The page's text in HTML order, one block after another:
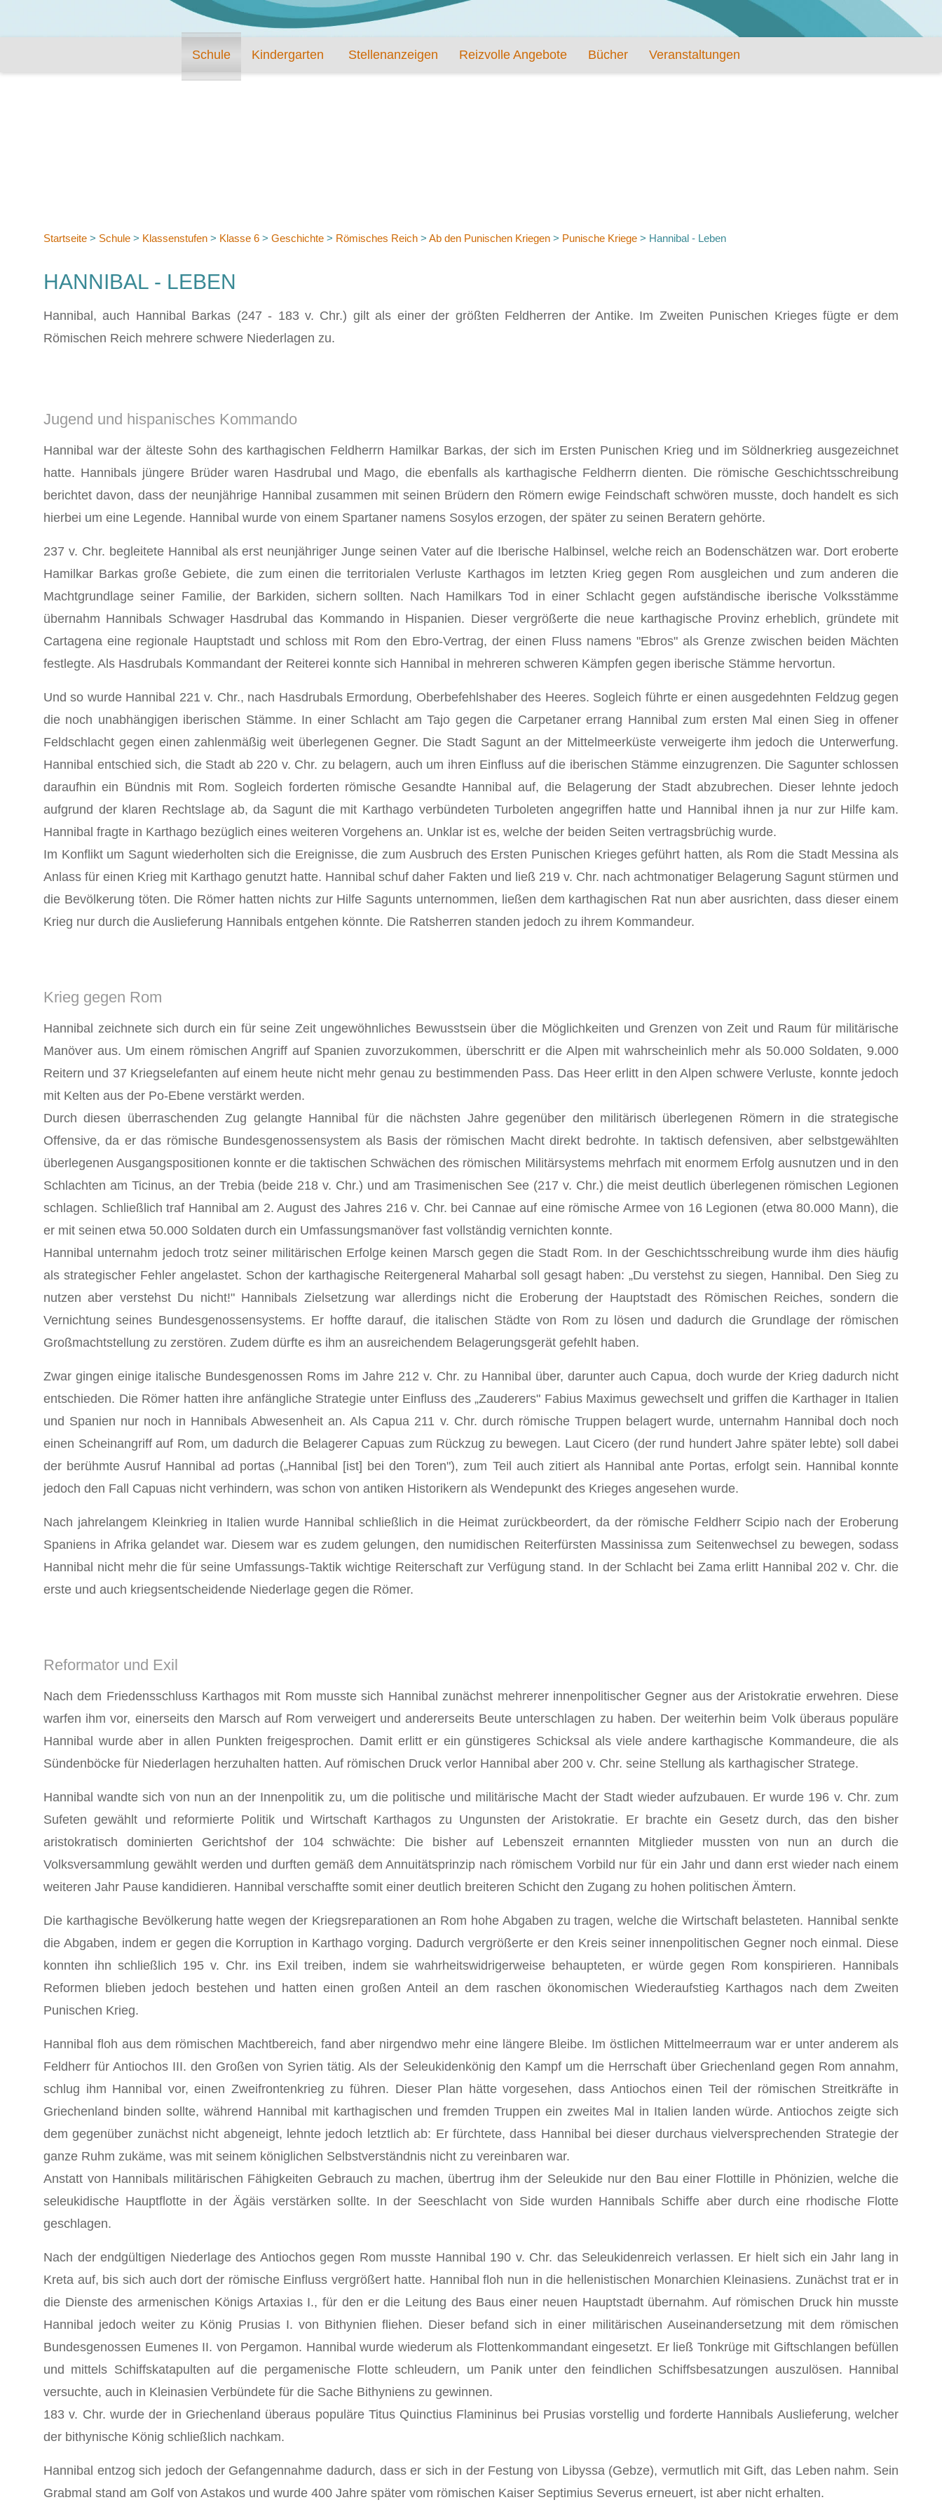
Schule Kindergarten Stellenanzeigen Reizvolle Angebote Bücher Veranstaltungen
Startseite > Schule > Klassenstufen > Klasse 6 > Geschichte > Römisches Reich > Ab den Punischen Kriegen > Punische Kriege > Hannibal - Leben
HANNIBAL - LEBEN
Hannibal, auch Hannibal Barkas (247 - 183 v. Chr.) gilt als einer der größten Feldherren der Antike. Im Zweiten Punischen Krieges fügte er dem
Römischen Reich mehrere schwere Niederlagen zu.
Jugend und hispanisches Kommando
Hannibal war der älteste Sohn des karthagischen Feldherrn Hamilkar Barkas, der sich im Ersten Punischen Krieg und im Söldnerkrieg ausgezeichnet
hatte. Hannibals jüngere Brüder waren Hasdrubal und Mago, die ebenfalls als karthagische Feldherrn dienten. Die römische Geschichtsschreibung
berichtet davon, dass der neunjährige Hannibal zusammen mit seinen Brüdern den Römern ewige Feindschaft schwören musste, doch handelt es sich
hierbei um eine Legende. Hannibal wurde von einem Spartaner namens Sosylos erzogen, der später zu seinen Beratern gehörte.
237 v. Chr. begleitete Hannibal als erst neunjähriger Junge seinen Vater auf die Iberische Halbinsel, welche reich an Bodenschätzen war. Dort eroberte
Hamilkar Barkas große Gebiete, die zum einen die territorialen Verluste Karthagos im letzten Krieg gegen Rom ausgleichen und zum anderen die
Machtgrundlage seiner Familie, der Barkiden, sichern sollten. Nach Hamilkars Tod in einer Schlacht gegen aufständische iberische Volksstämme
übernahm Hannibals Schwager Hasdrubal das Kommando in Hispanien. Dieser vergrößerte die neue karthagische Provinz erheblich, gründete mit
Cartagena eine regionale Hauptstadt und schloss mit Rom den Ebro-Vertrag, der einen Fluss namens "Ebros" als Grenze zwischen beiden Mächten
festlegte. Als Hasdrubals Kommandant der Reiterei konnte sich Hannibal in mehreren schweren Kämpfen gegen iberische Stämme hervortun.
Und so wurde Hannibal 221 v. Chr., nach Hasdrubals Ermordung, Oberbefehlshaber des Heeres. Sogleich führte er einen ausgedehnten Feldzug gegen
die noch unabhängigen iberischen Stämme. In einer Schlacht am Tajo gegen die Carpetaner errang Hannibal zum ersten Mal einen Sieg in offener
Feldschlacht gegen einen zahlenmäßig weit überlegenen Gegner. Die Stadt Sagunt an der Mittelmeerküste verweigerte ihm jedoch die Unterwerfung.
Hannibal entschied sich, die Stadt ab 220 v. Chr. zu belagern, auch um ihren Einfluss auf die iberischen Stämme einzugrenzen. Die Sagunter schlossen
daraufhin ein Bündnis mit Rom. Sogleich forderten römische Gesandte Hannibal auf, die Belagerung der Stadt abzubrechen. Dieser lehnte jedoch
aufgrund der klaren Rechtslage ab, da Sagunt die mit Karthago verbündeten Turboleten angegriffen hatte und Hannibal ihnen ja nur zur Hilfe kam.
Hannibal fragte in Karthago bezüglich eines weiteren Vorgehens an. Unklar ist es, welche der beiden Seiten vertragsbrüchig wurde.
Im Konflikt um Sagunt wiederholten sich die Ereignisse, die zum Ausbruch des Ersten Punischen Krieges geführt hatten, als Rom die Stadt Messina als
Anlass für einen Krieg mit Karthago genutzt hatte. Hannibal schuf daher Fakten und ließ 219 v. Chr. nach achtmonatiger Belagerung Sagunt stürmen und
die Bevölkerung töten. Die Römer hatten nichts zur Hilfe Sagunts unternommen, ließen dem karthagischen Rat nun aber ausrichten, dass dieser einem
Krieg nur durch die Auslieferung Hannibals entgehen könnte. Die Ratsherren standen jedoch zu ihrem Kommandeur.
Krieg gegen Rom
Hannibal zeichnete sich durch ein für seine Zeit ungewöhnliches Bewusstsein über die Möglichkeiten und Grenzen von Zeit und Raum für militärische
Manöver aus. Um einem römischen Angriff auf Spanien zuvorzukommen, überschritt er die Alpen mit wahrscheinlich mehr als 50.000 Soldaten, 9.000
Reitern und 37 Kriegselefanten auf einem heute nicht mehr genau zu bestimmenden Pass. Das Heer erlitt in den Alpen schwere Verluste, konnte jedoch
mit Kelten aus der Po-Ebene verstärkt werden.
Durch diesen überraschenden Zug gelangte Hannibal für die nächsten Jahre gegenüber den militärisch überlegenen Römern in die strategische
Offensive, da er das römische Bundesgenossensystem als Basis der römischen Macht direkt bedrohte. In taktisch defensiven, aber selbstgewählten
überlegenen Ausgangspositionen konnte er die taktischen Schwächen des römischen Militärsystems mehrfach mit enormem Erfolg ausnutzen und in den
Schlachten am Ticinus, an der Trebia (beide 218 v. Chr.) und am Trasimenischen See (217 v. Chr.) die meist deutlich überlegenen römischen Legionen
schlagen. Schließlich traf Hannibal am 2. August des Jahres 216 v. Chr. bei Cannae auf eine römische Armee von 16 Legionen (etwa 80.000 Mann), die
er mit seinen etwa 50.000 Soldaten durch ein Umfassungsmanöver fast vollständig vernichten konnte.
Hannibal unternahm jedoch trotz seiner militärischen Erfolge keinen Marsch gegen die Stadt Rom. In der Geschichtsschreibung wurde ihm dies häufig
als strategischer Fehler angelastet. Schon der karthagische Reitergeneral Maharbal soll gesagt haben: „Du verstehst zu siegen, Hannibal. Den Sieg zu
nutzen aber verstehst Du nicht!" Hannibals Zielsetzung war allerdings nicht die Eroberung der Hauptstadt des Römischen Reiches, sondern die
Vernichtung seines Bundesgenossensystems. Er hoffte darauf, die italischen Städte von Rom zu lösen und dadurch die Grundlage der römischen
Großmachtstellung zu zerstören. Zudem dürfte es ihm an ausreichendem Belagerungsgerät gefehlt haben.
Zwar gingen einige italische Bundesgenossen Roms im Jahre 212 v. Chr. zu Hannibal über, darunter auch Capua, doch wurde der Krieg dadurch nicht
entschieden. Die Römer hatten ihre anfängliche Strategie unter Einfluss des „Zauderers" Fabius Maximus gewechselt und griffen die Karthager in Italien
und Spanien nur noch in Hannibals Abwesenheit an. Als Capua 211 v. Chr. durch römische Truppen belagert wurde, unternahm Hannibal doch noch
einen Scheinangriff auf Rom, um dadurch die Belagerer Capuas zum Rückzug zu bewegen. Laut Cicero (der rund hundert Jahre später lebte) soll dabei
der berühmte Ausruf Hannibal ad portas („Hannibal [ist] bei den Toren"), zum Teil auch zitiert als Hannibal ante Portas, erfolgt sein. Hannibal konnte
jedoch den Fall Capuas nicht verhindern, was schon von antiken Historikern als Wendepunkt des Krieges angesehen wurde.
Nach jahrelangem Kleinkrieg in Italien wurde Hannibal schließlich in die Heimat zurückbeordert, da der römische Feldherr Scipio nach der Eroberung
Spaniens in Afrika gelandet war. Diesem war es zudem gelungen, den numidischen Reiterfürsten Massinissa zum Seitenwechsel zu bewegen, sodass
Hannibal nicht mehr die für seine Umfassungs-Taktik wichtige Reiterschaft zur Verfügung stand. In der Schlacht bei Zama erlitt Hannibal 202 v. Chr. die
erste und auch kriegsentscheidende Niederlage gegen die Römer.
Reformator und Exil
Nach dem Friedensschluss Karthagos mit Rom musste sich Hannibal zunächst mehrerer innenpolitischer Gegner aus der Aristokratie erwehren. Diese
warfen ihm vor, einerseits den Marsch auf Rom verweigert und andererseits Beute unterschlagen zu haben. Der weiterhin beim Volk überaus populäre
Hannibal wurde aber in allen Punkten freigesprochen. Damit erlitt er ein günstigeres Schicksal als viele andere karthagische Kommandeure, die als
Sündenböcke für Niederlagen herzuhalten hatten. Auf römischen Druck verlor Hannibal aber 200 v. Chr. seine Stellung als karthagischer Stratege.
Hannibal wandte sich von nun an der Innenpolitik zu, um die politische und militärische Macht der Stadt wieder aufzubauen. Er wurde 196 v. Chr. zum
Sufeten gewählt und reformierte Politik und Wirtschaft Karthagos zu Ungunsten der Aristokratie. Er brachte ein Gesetz durch, das den bisher
aristokratisch dominierten Gerichtshof der 104 schwächte: Die bisher auf Lebenszeit ernannten Mitglieder mussten von nun an durch die
Volksversammlung gewählt werden und durften gemäß dem Annuitätsprinzip nach römischem Vorbild nur für ein Jahr und dann erst wieder nach einem
weiteren Jahr Pause kandidieren. Hannibal verschaffte somit einer deutlich breiteren Schicht den Zugang zu hohen politischen Ämtern.
Die karthagische Bevölkerung hatte wegen der Kriegsreparationen an Rom hohe Abgaben zu tragen, welche die Wirtschaft belasteten. Hannibal senkte
die Abgaben, indem er gegen die Korruption in Karthago vorging. Dadurch vergrößerte er den Kreis seiner innenpolitischen Gegner noch einmal. Diese
konnten ihn schließlich 195 v. Chr. ins Exil treiben, indem sie wahrheitswidrigerweise behaupteten, er würde gegen Rom konspirieren. Hannibals
Reformen blieben jedoch bestehen und hatten einen großen Anteil an dem raschen ökonomischen Wiederaufstieg Karthagos nach dem Zweiten
Punischen Krieg.
Hannibal floh aus dem römischen Machtbereich, fand aber nirgendwo mehr eine längere Bleibe. Im östlichen Mittelmeerraum war er unter anderem als
Feldherr für Antiochos III. den Großen von Syrien tätig. Als der Seleukidenkönig den Kampf um die Herrschaft über Griechenland gegen Rom annahm,
schlug ihm Hannibal vor, einen Zweifrontenkrieg zu führen. Dieser Plan hätte vorgesehen, dass Antiochos einen Teil der römischen Streitkräfte in
Griechenland binden sollte, während Hannibal mit karthagischen und fremden Truppen ein zweites Mal in Italien landen würde. Antiochos zeigte sich
dem gegenüber zunächst nicht abgeneigt, lehnte jedoch letztlich ab: Er fürchtete, dass Hannibal bei dieser durchaus vielversprechenden Strategie der
ganze Ruhm zukäme, was mit seinem königlichen Selbstverständnis nicht zu vereinbaren war.
Anstatt von Hannibals militärischen Fähigkeiten Gebrauch zu machen, übertrug ihm der Seleukide nur den Bau einer Flottille in Phönizien, welche die
seleukidische Hauptflotte in der Ägäis verstärken sollte. In der Seeschlacht von Side wurden Hannibals Schiffe aber durch eine rhodische Flotte
geschlagen.
Nach der endgültigen Niederlage des Antiochos gegen Rom musste Hannibal 190 v. Chr. das Seleukidenreich verlassen. Er hielt sich ein Jahr lang in
Kreta auf, bis sich auch dort der römische Einfluss vergrößert hatte. Hannibal floh nun in die hellenistischen Monarchien Kleinasiens. Zunächst trat er in
die Dienste des armenischen Königs Artaxias I., für den er die Leitung des Baus einer neuen Hauptstadt übernahm. Auf römischen Druck hin musste
Hannibal jedoch weiter zu König Prusias I. von Bithynien fliehen. Dieser befand sich in einer militärischen Auseinandersetzung mit dem römischen
Bundesgenossen Eumenes II. von Pergamon. Hannibal wurde wiederum als Flottenkommandant eingesetzt. Er ließ Tonkrüge mit Giftschlangen befüllen
und mittels Schiffskatapulten auf die pergamenische Flotte schleudern, um Panik unter den feindlichen Schiffsbesatzungen auszulösen. Hannibal
versuchte, auch in Kleinasien Verbündete für die Sache Bithyniens zu gewinnen.
183 v. Chr. wurde der in Griechenland überaus populäre Titus Quinctius Flamininus bei Prusias vorstellig und forderte Hannibals Auslieferung, welcher
der bithynische König schließlich nachkam.
Hannibal entzog sich jedoch der Gefangennahme dadurch, dass er sich in der Festung von Libyssa (Gebze), vermutlich mit Gift, das Leben nahm. Sein
Grabmal stand am Golf von Astakos und wurde 400 Jahre später vom römischen Kaiser Septimius Severus erneuert, ist aber nicht erhalten.